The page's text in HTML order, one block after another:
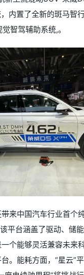
内置了全新的斑马智
智驾辅助系统,。
来中国汽车行业首个
平台涵盖了驱动、储
个能够灵活兼容未来
。能耗方面，“星云”